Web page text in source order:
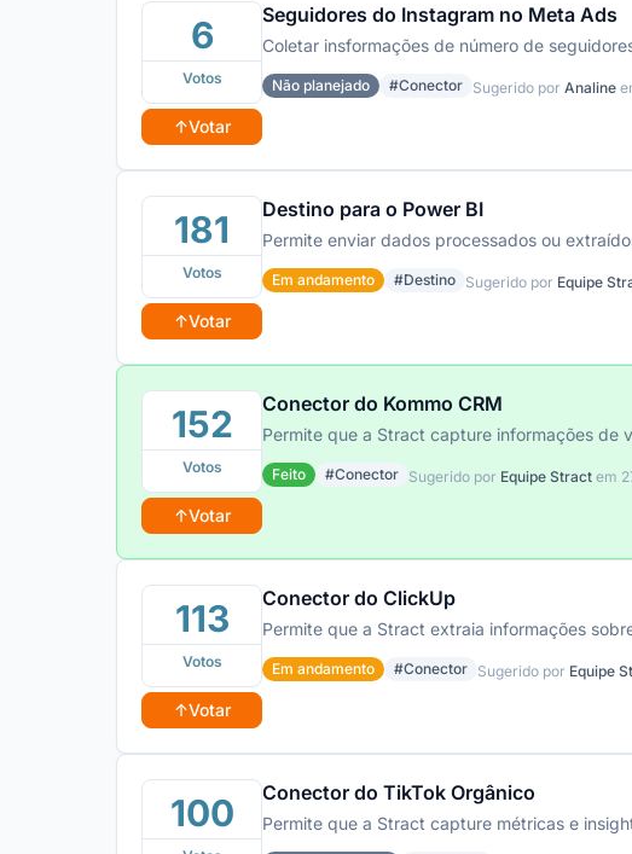
6
Votos
↑Votar
Seguidores do Instagram no Meta Ads
Coletar insformações de número de
Não planejado #Conector Sugerido por Analine
181
Votos
↑Votar
Destino para o Power BI
Permite enviar dados processados ou
Em andamento #Destino Sugerido por Equipe
152
Votos
↑Votar
Conector do Kommo CRM
Permite que a Stract capture informações de
Feito #Conector Sugerido por Equipe Stract em
113
Votos
↑Votar
Conector do ClickUp
Permite que a Stract extraia informações
Em andamento #Conector Sugerido por Equipe
100 Conector do TikTok Orgânico
Permite que a Stract capture métricas e